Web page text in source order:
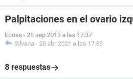
Palpitaciones en el ovario
Ecoss - 28 sep 2013 a las 17:37
Silvana - 28 abr 2021 a las 17:59
8 respuestas